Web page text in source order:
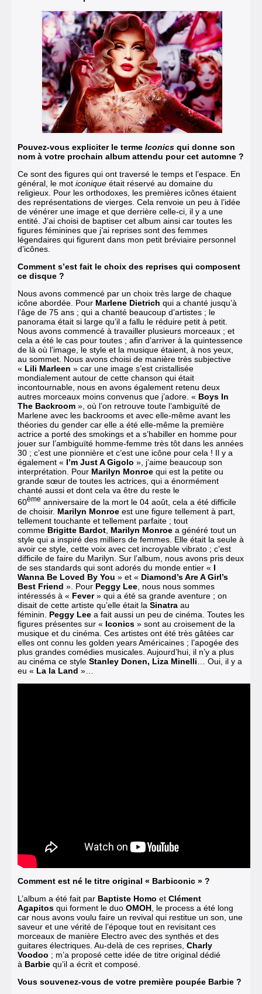
Pouvez-vous expliciter le terme Iconics qui donne son
nom à votre prochain album attendu pour cet automne ?
Ce sont des figures qui ont traversé le temps et l’espace. En
général, le mot iconique était réservé au domaine du
religieux. Pour les orthodoxes, les premières icônes étaient
des représentations de vierges. Cela renvoie un peu à l’idée
de vénérer une image et que derrière celle-ci, il y a une
entité. J’ai choisi de baptiser cet album ainsi car toutes les
figures féminines que j’ai reprises sont des femmes
légendaires qui figurent dans mon petit bréviaire personnel
d’icônes.
Comment s’est fait le choix des reprises qui composent
ce disque ?
Nous avons commencé par un choix très large de chaque
icône abordée. Pour Marlene Dietrich qui a chanté jusqu’à
l’âge de 75 ans ; qui a chanté beaucoup d’artistes ; le
panorama était si large qu’il a fallu le réduire petit à petit.
Nous avons commencé à travailler plusieurs morceaux ; et
cela a été le cas pour toutes ; afin d’arriver à la quintessence
de là où l’image, le style et la musique étaient, à nos yeux,
au sommet. Nous avons choisi de manière très subjective
« Lili Marleen » car une image s’est cristallisée
mondialement autour de cette chanson qui était
incontournable, nous en avons également retenu deux
autres morceaux moins convenus que j’adore. « Boys In
The Backroom », où l’on retrouve toute l’ambiguïté de
Marlene avec les backrooms et avec elle-même avant les
théories du gender car elle a été elle-même la première
actrice a porté des smokings et a s’habiller en homme pour
jouer sur l’ambiguïté homme-femme très tôt dans les années
30 ; c’est une pionnière et c’est une icône pour cela ! Il y a
également « I’m Just A Gigolo », j’aime beaucoup son
interprétation. Pour Marilyn Monroe qui est la petite ou
grande sœur de toutes les actrices, qui a énormément
chanté aussi et dont cela va être du reste le
60ème anniversaire de la mort le 04 août, cela a été difficile
de choisir. Marilyn Monroe est une figure tellement à part,
tellement touchante et tellement parfaite ; tout
comme Brigitte Bardot Marilyn Monroe a généré tout un
style qui a inspiré des milliers de femmes. Elle était la seule à
avoir ce style, cette voix avec cet incroyable vibrato ; c’est
difficile de faire du Marilyn. Sur l’album, nous avons pris deux
de ses standards qui sont adorés du monde entier « I
Wanna Be Loved By You » et « Diamond’s Are A Girl’s
Best Friend ». Pour Peggy Lee , nous nous sommes
intéressés à « Fever» qui a été sa grande aventure ; on
disait de cette artiste qu’elle était la Sinatra au
féminin. Peggy Lee a fait aussi un peu de cinéma. Toutes les
figures présentes sur « Iconics » sont au croisement de la
musique et du cinéma. Ces artistes ont été très gâtées car
elles ont connu les golden years Américaines ; l’apogée des
plus grandes comédies musicales. Aujourd’hui, il n’y a plus
au cinéma ce style Stanley Donen, Liza Minelli … Oui, il y a
eu « La la Land »…
Comment est né le titre original « Barbiconic » ?
L’album a été fait par Baptiste Homo et Clément
Agapitos qui forment le duo OMOH , le process a été long
car nous avons voulu faire un revival qui restitue un son, une
saveur et une vérité de l’époque tout en revisitant ces
morceaux de manière Electro avec des synthés et des
guitares électriques. Au-delà de ces reprises, Charly
Voodoo ; m’a proposé cette idée de titre original dédié
à Barbie qu’il a écrit et composé.
Vous souvenez-vous de votre première poupée Barbie ?